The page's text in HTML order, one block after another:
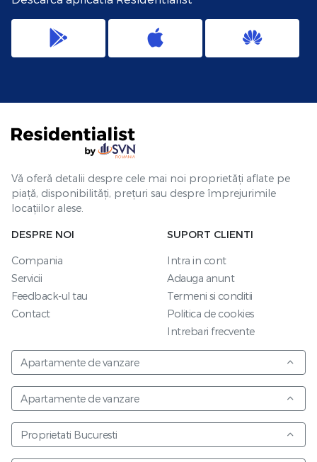
Vă oferă detalii despre cele mai noi proprietăți aflate pe
piață, disponibilități, prețuri sau despre împrejurimile
locațiilor alese.
DESPRE NOI
Compania
Servicii
Feedback-ul tau
Contact
SUPORT CLIENTI
Intra in cont
Adauga anunt
Termeni si conditii
Politica de cookies
Intrebari frecvente
Apartamente de vanzare
Apartamente de vanzare
Proprietati Bucuresti